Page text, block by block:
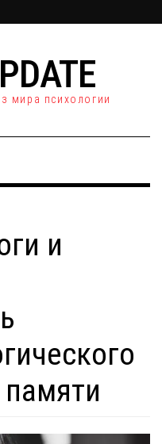
мира психологии
и